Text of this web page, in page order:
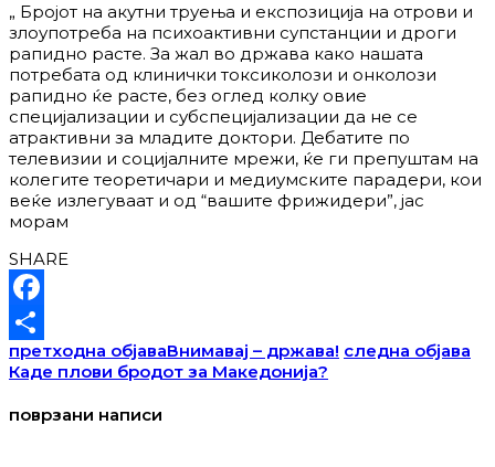
„ Бројот на акутни труења и експозиција на отрови и
злоупотреба на психоактивни супстанции и дроги
рапидно расте. За жал во држава како нашата
потребата од клинички токсиколози и онколози
рапидно ќе расте, без оглед колку овие
специјализации и субспецијализации да не се
атрактивни за младите доктори. Дебатите по
телевизии и социјалните мрежи, ќе ги препуштам на
колегите теоретичари и медиумските парадери, кои
веќе излегуваат и од “вашите фрижидери”, јас
морам
SHARE
Facebook
Share
претходна објаваВнимавај – држава! следна објава
Каде плови бродот за Македонија?
поврзани написи